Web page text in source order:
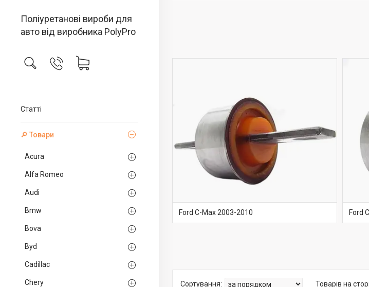
Поліуретанові вироби для
авто від виробника PolyPro
Статті
🔎 Товари
Acura
Alfa Romeo
Audi
Bmw
Bova
Byd
Cadillac
Chery
Ford C-Max 2003-2010 Ford